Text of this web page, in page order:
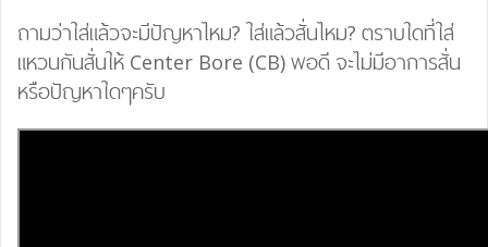
ถามว่าใส่แล้วจะมีปัญหาไหม? ใส่แล้วสั่นไหม? ตราบใดที่ใส่
แหวนกันสั่นให้ Center Bore (CB) พอดี จะไม่มีอาการสั่น
หรือปัญหาใดๆครับ